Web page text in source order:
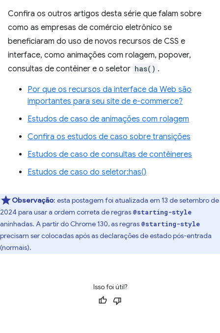
Confira os outros artigos desta série que falam sobre
como as empresas de comércio eletrônico se
beneficiaram do uso de novos recursos de CSS e
interface, como animações com rolagem, popover,
consultas de contêiner e o seletor has() .
Por que os recursos da interface da Web são
importantes para seu site de e-commerce?
Estudos de caso de animações com rolagem
Confira os estudos de caso sobre transições
Estudos de caso de consultas de contêineres
Estudos de caso do seletor:has()
Observação: esta postagem foi atualizada em 13 de setembro de
2024 para usar a ordem correta de regras @starting-style
aninhadas. A partir do Chrome 130, as regras @starting-style
precisam ser colocadas após as declarações de estado pós-entrada
(normais).
Isso foi útil?